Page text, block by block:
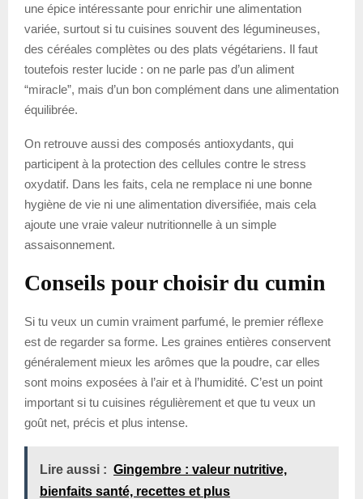
une épice intéressante pour enrichir une alimentation
variée, surtout si tu cuisines souvent des légumineuses,
des céréales complètes ou des plats végétariens. Il faut
toutefois rester lucide : on ne parle pas d’un aliment
“miracle”, mais d’un bon complément dans une alimentation
équilibrée.
On retrouve aussi des composés antioxydants, qui
participent à la protection des cellules contre le stress
oxydatif. Dans les faits, cela ne remplace ni une bonne
hygiène de vie ni une alimentation diversifiée, mais cela
ajoute une vraie valeur nutritionnelle à un simple
assaisonnement.
Conseils pour choisir du cumin
Si tu veux un cumin vraiment parfumé, le premier réflexe
est de regarder sa forme. Les graines entières conservent
généralement mieux les arômes que la poudre, car elles
sont moins exposées à l’air et à l’humidité. C’est un point
important si tu cuisines régulièrement et que tu veux un
goût net, précis et plus intense.
Lire aussi : Gingembre : valeur nutritive,
bienfaits santé, recettes et plus